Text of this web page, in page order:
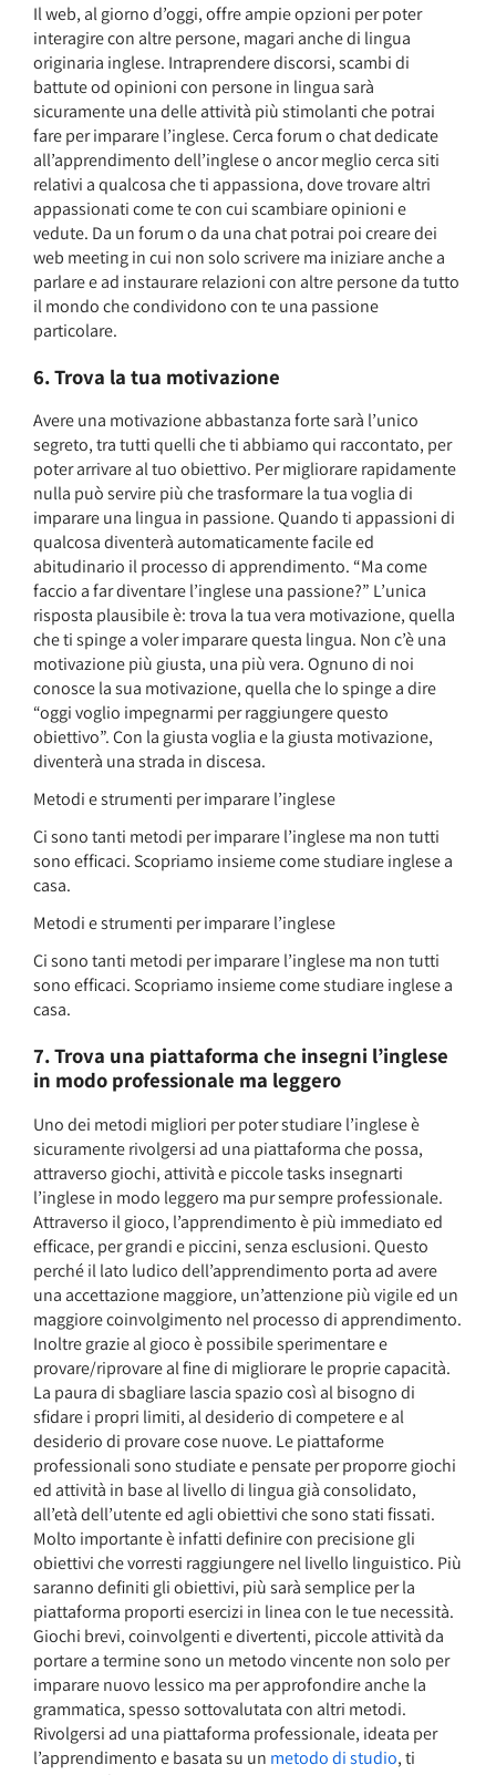
Il web, al giorno d’oggi, offre ampie opzioni per poter
interagire con altre persone, magari anche di lingua
originaria inglese. Intraprendere discorsi, scambi di
battute od opinioni con persone in lingua sarà
sicuramente una delle attività più stimolanti che potrai
fare per imparare l’inglese. Cerca forum o chat dedicate
all’apprendimento dell’inglese o ancor meglio cerca siti
relativi a qualcosa che ti appassiona, dove trovare altri
appassionati come te con cui scambiare opinioni e
vedute. Da un forum o da una chat potrai poi creare dei
web meeting in cui non solo scrivere ma iniziare anche a
parlare e ad instaurare relazioni con altre persone da tutto
il mondo che condividono con te una passione
particolare.
6. Trova la tua motivazione
Avere una motivazione abbastanza forte sarà l’unico
segreto, tra tutti quelli che ti abbiamo qui raccontato, per
poter arrivare al tuo obiettivo. Per migliorare rapidamente
nulla può servire più che trasformare la tua voglia di
imparare una lingua in passione. Quando ti appassioni di
qualcosa diventerà automaticamente facile ed
abitudinario il processo di apprendimento. “Ma come
faccio a far diventare l’inglese una passione?” L’unica
risposta plausibile è: trova la tua vera motivazione, quella
che ti spinge a voler imparare questa lingua. Non c’è una
motivazione più giusta, una più vera. Ognuno di noi
conosce la sua motivazione, quella che lo spinge a dire
“oggi voglio impegnarmi per raggiungere questo
obiettivo”. Con la giusta voglia e la giusta motivazione,
diventerà una strada in discesa.
Metodi e strumenti per imparare l’inglese
Ci sono tanti metodi per imparare l’inglese ma non tutti
sono efficaci. Scopriamo insieme come studiare inglese a
casa.
Metodi e strumenti per imparare l’inglese
Ci sono tanti metodi per imparare l’inglese ma non tutti
sono efficaci. Scopriamo insieme come studiare inglese a
casa.
7. Trova una piattaforma che insegni l’inglese
in modo professionale ma leggero
Uno dei metodi migliori per poter studiare l’inglese è
sicuramente rivolgersi ad una piattaforma che possa,
attraverso giochi, attività e piccole tasks insegnarti
l’inglese in modo leggero ma pur sempre professionale.
Attraverso il gioco, l’apprendimento è più immediato ed
efficace, per grandi e piccini, senza esclusioni. Questo
perché il lato ludico dell’apprendimento porta ad avere
una accettazione maggiore, un’attenzione più vigile ed un
maggiore coinvolgimento nel processo di apprendimento.
Inoltre grazie al gioco è possibile sperimentare e
provare/riprovare al fine di migliorare le proprie capacità.
La paura di sbagliare lascia spazio così al bisogno di
sfidare i propri limiti, al desiderio di competere e al
desiderio di provare cose nuove. Le piattaforme
professionali sono studiate e pensate per proporre giochi
ed attività in base al livello di lingua già consolidato,
all’età dell’utente ed agli obiettivi che sono stati fissati.
Molto importante è infatti definire con precisione gli
obiettivi che vorresti raggiungere nel livello linguistico. Più
saranno definiti gli obiettivi, più sarà semplice per la
piattaforma proporti esercizi in linea con le tue necessità.
Giochi brevi, coinvolgenti e divertenti, piccole attività da
portare a termine sono un metodo vincente non solo per
imparare nuovo lessico ma per approfondire anche la
grammatica, spesso sottovalutata con altri metodi.
Rivolgersi ad una piattaforma professionale, ideata per
l’apprendimento e basata su un metodo di studio, ti